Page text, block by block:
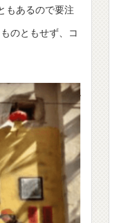
もあるので要注
のともせず、コ